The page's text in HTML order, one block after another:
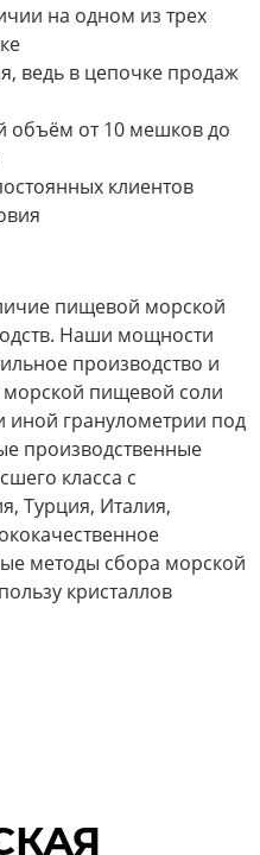
на одном из трех
ведь в цепочке продаж
объём от 10 мешков до
клиентов
пищевой морской
Наши мощности
производство и
пищевой соли
иной гранулометрии под
производственные
класса с
Турция, Италия,
методы сбора морской
кристаллов